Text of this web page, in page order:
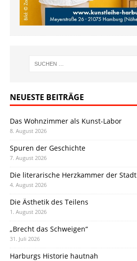
NEUESTE BEITRÄGE
Das Wohnzimmer als Kunst-Labor
8. August 2026
Spuren der Geschichte
7. August 2026
Die literarische Herzkammer der Stadt
4. August 2026
Die Ästhetik des Teilens
1. August 2026
„Brecht das Schweigen“
31. Juli 2026
Harburgs Historie hautnah